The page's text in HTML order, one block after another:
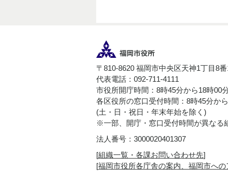
〒810-8620 福岡市中央区天神1丁目8
代表電話：092-711-4111
市役所開庁時間：8時45分から18時00
各区役所の窓口受付時間：8時45分か
(土・日・祝日・年末年始を除く)
※一部、開庁・窓口受付時間が異なる
法人番号：3000020401307
[組織一覧・各課お問い合わせ先]
[福岡市役所各庁舎の案内、福岡市への